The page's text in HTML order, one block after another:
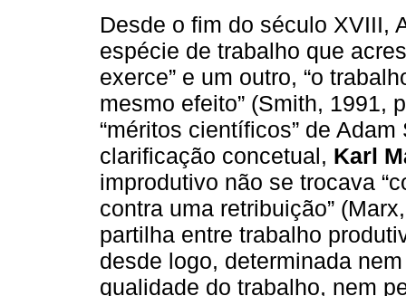
Desde o fim do século XVIII,
espécie de trabalho que
exerce” e um outro, “o
mesmo efeito” (Smith, 1991,
“méritos científicos” de
clarificação concetual, Karl
improdutivo não se trocava
contra uma retribuição”
partilha entre trabalho
desde logo, determinada
qualidade do trabalho, nem